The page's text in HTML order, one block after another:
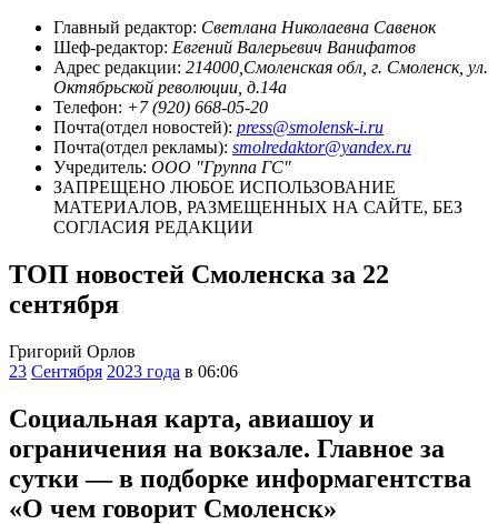
Главный редактор: Светлана Николаевна Савенок
Шеф-редактор: Евгений Валерьевич Ванифатов
Адрес редакции: 214000,Смоленская обл, г. Смоленск, ул.
Октябрьской революции, д.14а
Телефон: +7 (920) 668-05-20
Почта(отдел новостей): press@smolensk-i.ru
Почта(отдел рекламы): smolredaktor@yandex.ru
Учредитель: ООО "Группа ГС"
ЗАПРЕЩЕНО ЛЮБОЕ ИСПОЛЬЗОВАНИЕ
МАТЕРИАЛОВ, РАЗМЕЩЕННЫХ НА САЙТЕ, БЕЗ
СОГЛАСИЯ РЕДАКЦИИ
ТОП новостей Смоленска за 22
сентября
Григорий Орлов
23 Сентября 2023 года в 06:06
Социальная карта, авиашоу и
ограничения на вокзале. Главное за
сутки — в подборке информагентства
«О чем говорит Смоленск»